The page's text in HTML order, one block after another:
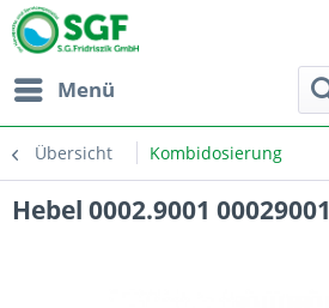
Menü
Übersicht Kombidosierung
Hebel 0002.9001 00029001